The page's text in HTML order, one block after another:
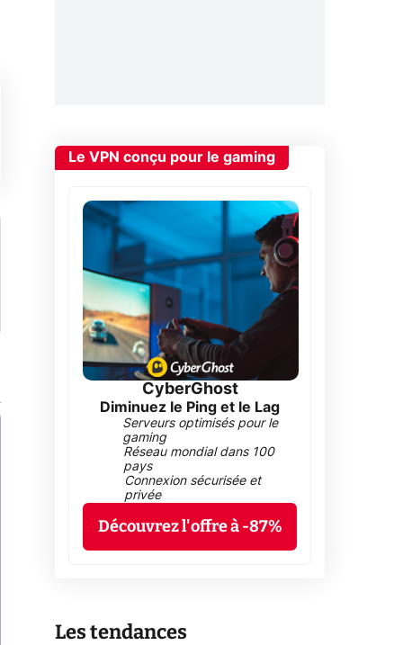
Le VPN conçu pour le gaming
CyberGhost
Diminuez le Ping et le Lag
Serveurs optimisés pour le
gaming
Réseau mondial dans 100
pays
Connexion sécurisée et
privée
Découvrez l'offre à -87%
Les tendances